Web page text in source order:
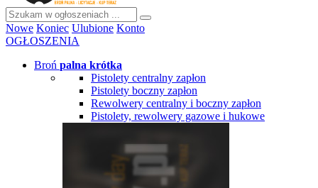
Nowe Koniec Ulubione Konto
OGŁOSZENIA
Broń palna krótka
Pistolety centralny zapłon
Pistolety boczny zapłon
Rewolwery centralny i boczny zapłon
Pistolety, rewolwery gazowe i hukowe